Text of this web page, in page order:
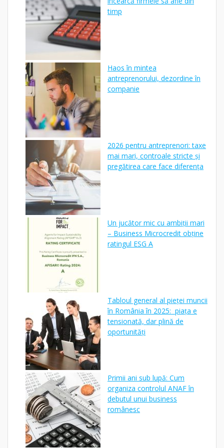
timp
Haos în mintea
antreprenorului, dezordine în
companie
2026 pentru antreprenori: taxe
mai mari, controale stricte și
pregătirea care face diferența
Un jucător mic cu ambiții mari
– Business Microcredit obține
ratingul ESG A
Tabloul general al pieței muncii
în România în 2025: piața e
tensionată, dar plină de
oportunități
Primii ani sub lupă: Cum
organiza controlul ANAF în
debutul unui business
românesc